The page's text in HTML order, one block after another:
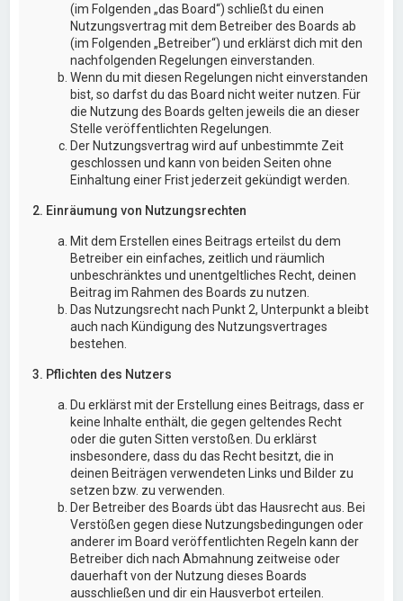
(im Folgenden „das Board“) schließt du einen
Nutzungsvertrag mit dem Betreiber des Boards ab
(im Folgenden „Betreiber“) und erklärst dich mit den
nachfolgenden Regelungen einverstanden.
Wenn du mit diesen Regelungen nicht einverstanden
bist, so darfst du das Board nicht weiter nutzen. Für
die Nutzung des Boards gelten jeweils die an dieser
Stelle veröffentlichten Regelungen.
Der Nutzungsvertrag wird auf unbestimmte Zeit
geschlossen und kann von beiden Seiten ohne
Einhaltung einer Frist jederzeit gekündigt werden.
2. Einräumung von Nutzungsrechten
Mit dem Erstellen eines Beitrags erteilst du dem
Betreiber ein einfaches, zeitlich und räumlich
unbeschränktes und unentgeltliches Recht, deinen
Beitrag im Rahmen des Boards zu nutzen.
Das Nutzungsrecht nach Punkt 2, Unterpunkt a bleibt
auch nach Kündigung des Nutzungsvertrages
bestehen.
3. Pflichten des Nutzers
Du erklärst mit der Erstellung eines Beitrags, dass er
keine Inhalte enthält, die gegen geltendes Recht
oder die guten Sitten verstoßen. Du erklärst
insbesondere, dass du das Recht besitzt, die in
deinen Beiträgen verwendeten Links und Bilder zu
setzen bzw. zu verwenden.
Der Betreiber des Boards übt das Hausrecht aus. Bei
Verstößen gegen diese Nutzungsbedingungen oder
anderer im Board veröffentlichten Regeln kann der
Betreiber dich nach Abmahnung zeitweise oder
dauerhaft von der Nutzung dieses Boards
ausschließen und dir ein Hausverbot erteilen.